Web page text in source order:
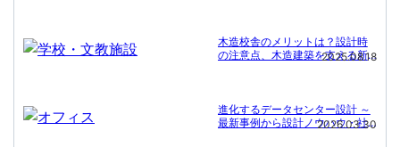
木造校舎のメリットは？設計時
の注意点、木造建築を支える新
2025.08.18
進化するデータセンター設計 ～
最新事例から設計ノウハウ・社
2026.03.30